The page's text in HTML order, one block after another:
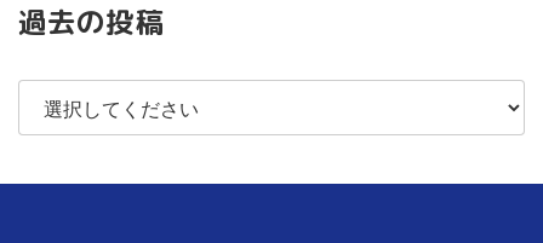
過去の投稿